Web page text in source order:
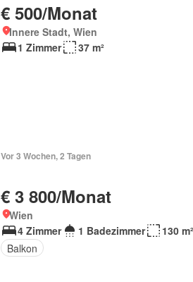
€ 500/Monat
Innere Stadt, Wien
1 Zimmer
37 m²
Vor 3 Wochen, 2 Tagen
€ 3 800/Monat
Wien
4 Zimmer
1 Badezimmer
130 m²
Balkon